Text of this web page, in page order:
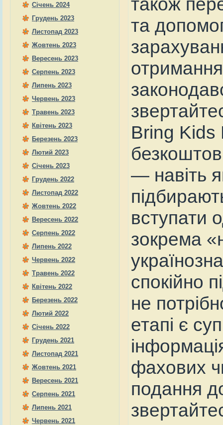
Січень 2024
Грудень 2023
Листопад 2023
Жовтень 2023
Вересень 2023
Серпень 2023
Липень 2023
Червень 2023
Травень 2023
Квітень 2023
Березень 2023
Лютий 2023
Січень 2023
Грудень 2022
Листопад 2022
Жовтень 2022
Вересень 2022
Серпень 2022
Липень 2022
Червень 2022
Травень 2022
Квітень 2022
Березень 2022
Лютий 2022
Січень 2022
Грудень 2021
Листопад 2021
Жовтень 2021
Вересень 2021
Серпень 2021
Липень 2021
Червень 2021
та
отримання
Bring Kids
— навіть
вступати
зокрема
спокійно
не
етапі є
фахових
подання